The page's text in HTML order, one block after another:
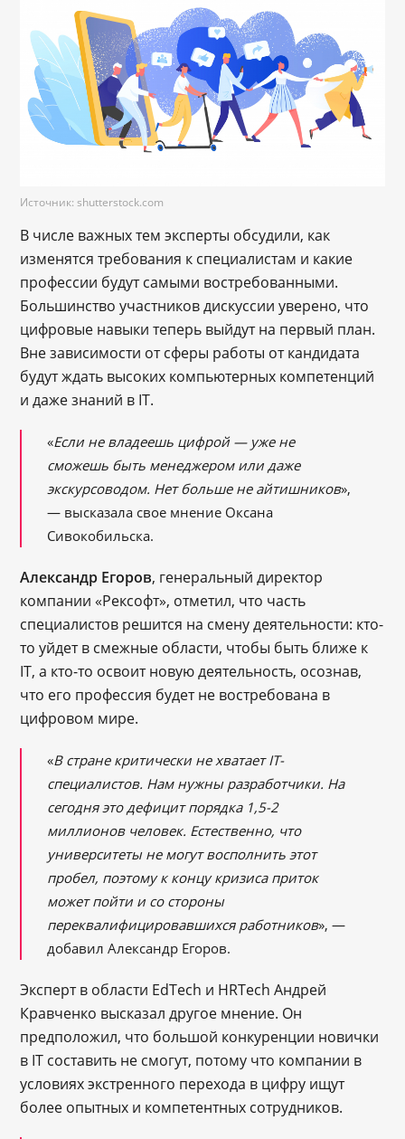
Источник: shutterstock.com
В числе важных тем эксперты обсудили, как
изменятся требования к специалистам и какие
профессии будут самыми востребованными.
Большинство участников дискуссии уверено, что
цифровые навыки теперь выйдут на первый план.
Вне зависимости от сферы работы от кандидата
будут ждать высоких компьютерных компетенций
и даже знаний в IT.
«Если не владеешь цифрой — уже не
сможешь быть менеджером или даже
экскурсоводом. Нет больше не айтишников»,
— высказала свое мнение Оксана
Сивокобильска.
Александр Егоров, генеральный директор
компании «Рексофт», отметил, что часть
специалистов решится на смену деятельности: кто-
то уйдет в смежные области, чтобы быть ближе к
IT, а кто-то освоит новую деятельность, осознав,
что его профессия будет не востребована в
цифровом мире.
«В стране критически не хватает IT-
специалистов. Нам нужны разработчики. На
сегодня это дефицит порядка 1,5-2
миллионов человек. Естественно, что
университеты не могут восполнить этот
пробел, поэтому к концу кризиса приток
может пойти и со стороны
переквалифицировавшихся работников», —
добавил Александр Егоров.
Эксперт в области EdTech и HRTech Андрей
Кравченко высказал другое мнение. Он
предположил, что большой конкуренции новички
в IT составить не смогут, потому что компании в
условиях экстренного перехода в цифру ищут
более опытных и компетентных сотрудников.